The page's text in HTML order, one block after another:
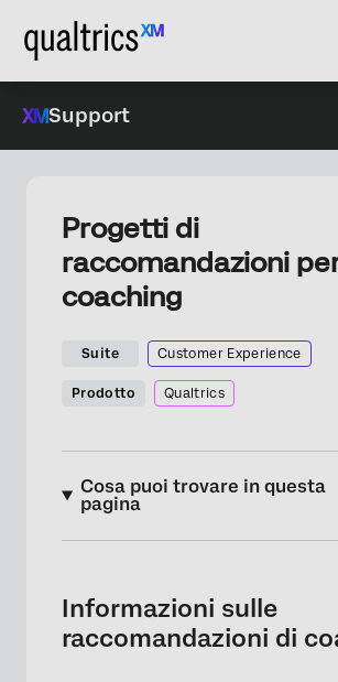
Support
Progetti di
raccomandazioni
coaching
Suite Customer Experience
Prodotto Qualtrics
Cosa puoi trovare in questa
pagina
Creazione di un progetto di
per il coaching
Informazioni sulle
raccomandazioni di